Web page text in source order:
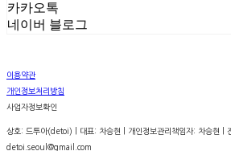
카카오톡
네이버 블로그
이용약관
개인정보처리방침
사업자정보확인
상호: 드투아(detoi) | 대표: 차승현 | 개인정보관리책임자: 차승현
detoi.seoul@gmail.com